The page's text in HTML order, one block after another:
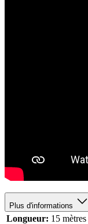
Plus d'informations
Longueur: 15 mètres